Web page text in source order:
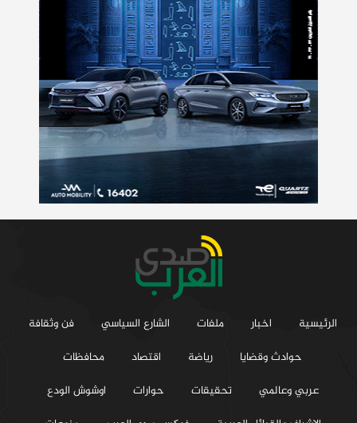
الرئيسية اخبار ملفات الشارع السياسي
فن وثقافة
حوادث وقضايا
رياضة اقتصاد
محافظات
عربي وعالمي
تحقيقات حوارات
اوشوش الودع